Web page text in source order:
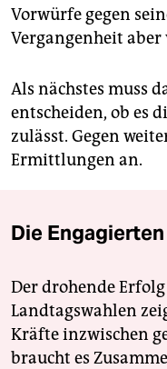
Vorwürfe gegen
Vergangenheit
Als nächstes muss
entscheiden, ob es
zulässt. Gegen
Ermittlungen an.
Die
Der drohende
Landtagswahlen
Kräfte inzwischen
braucht es